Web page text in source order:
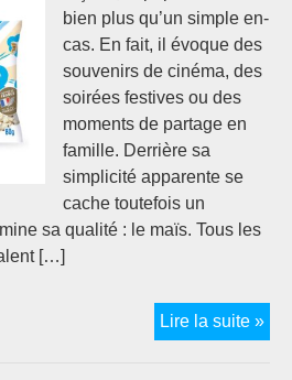
bien plus qu’un simple en-
cas. En fait, il évoque des
souvenirs de cinéma, des
soirées festives ou des
moments de partage en
famille. Derrière sa
simplicité apparente se
cache toutefois un
sa qualité : le maïs. Tous les
[…]
Lire la suite »
sur